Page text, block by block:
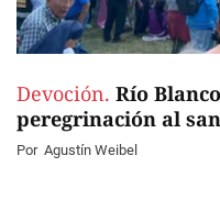
Devoción. Río
peregrinación al
Por Agustín Weibel